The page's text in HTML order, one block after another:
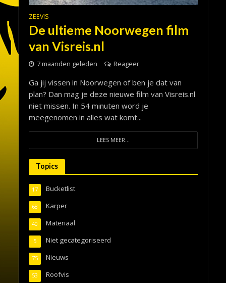
ZEEVIS
De ultieme Noorwegen film
van Visreis.nl
7 maanden geleden Reageer
Ga jij vissen in Noorwegen of ben je dat van
plan? Dan mag je deze nieuwe film van Visreis.nl
niet missen. In 54 minuten word je
meegenomen in alles wat komt...
LEES MEER...
Topics
Bucketlist
17
Karper
68
Materiaal
40
Niet gecategoriseerd
5
Nieuws
75
Roofvis
53